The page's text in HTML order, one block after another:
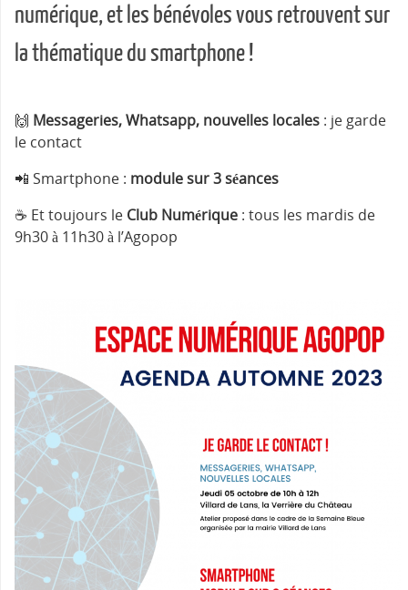
numérique, et les bénévoles vous retrouvent sur
la thématique du smartphone !
🙌 Messageries, Whatsapp, nouvelles locales : je garde
le contact
📲 Smartphone : module sur 3 séances
☕️ Et toujours le Club Numérique : tous les mardis de
9h30 à 11h30 à l’Agopop